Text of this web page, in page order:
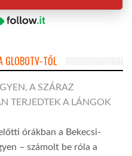
GLOBOTV-TŐL
A SZÁRAZ
TERJEDTEK A LÁNGOK
órákban a Bekecsi-
– számolt be róla a